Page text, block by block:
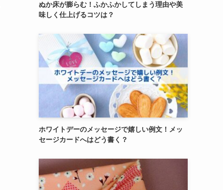
ぬか床が膨らむ！ふかふかしてしまう理由や美
味しく仕上げるコツは？
ホワイトデーのメッセージで嬉しい例文！メッ
セージカードへはどう書く？